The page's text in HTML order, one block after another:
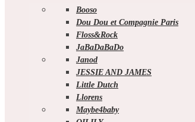
Booso
Dou Dou et Compagnie Paris
Floss&Rock
JaBaDaBaDo
Janod
JESSIE AND JAMES
Little Dutch
Llorens
Maybe4baby